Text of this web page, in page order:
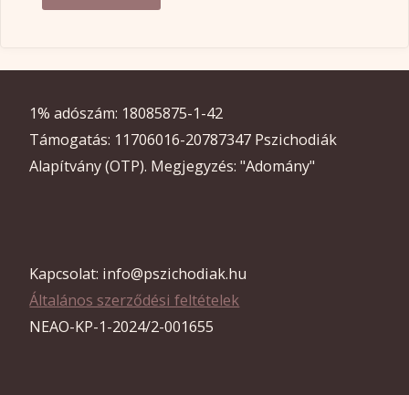
/
még
(?)
van
hátra
1% adószám: 18085875-1-42
Támogatás: 11706016-20787347 Pszichodiák
Alapítvány (OTP). Megjegyzés: "Adomány"
Kapcsolat: info@pszichodiak.hu
Általános szerződési feltételek
NEAO-KP-1-2024/2-001655